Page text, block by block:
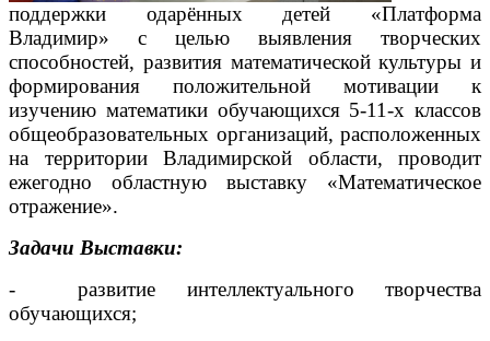
поддержки одарённых детей «Платформа
Владимир» с целью выявления творческих
способностей, развития математической культуры и
формирования положительной мотивации к
изучению математики обучающихся 5-11-х классов
общеобразовательных организаций, расположенных
на территории Владимирской области, проводит
ежегодно областную выставку «Математическое
отражение».
Задачи Выставки:
- развитие интеллектуального творчества
обучающихся;